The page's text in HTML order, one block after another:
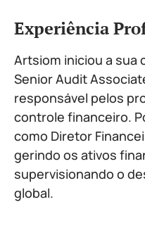
Experiência
Artsiom iniciou a sua
Senior Audit
responsável pelos
controle financeiro.
como Diretor
gerindo os ativos
supervisionando o
global.